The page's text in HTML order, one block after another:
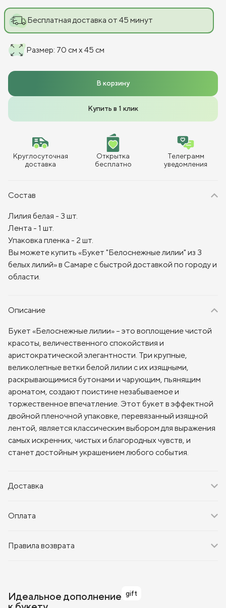
Бесплатная доставка от 45 минут
Размер: 70 см x 45 см
В корзину
Купить в 1 клик
Круглосуточная
доставка
Открытка
бесплатно
Телеграмм
уведомления
Состав
Лилия белая - 3 шт.
Лента - 1 шт.
Упаковка пленка - 2 шт.
Вы можете купить «Букет "Белоснежные лилии" из 3
белых лилий» в Самаре с быстрой доставкой по городу и
области.
Описание
Букет «Белоснежные лилии» – это воплощение чистой
красоты, величественного спокойствия и
аристократической элегантности. Три крупные,
великолепные ветки белой лилии с их изящными,
раскрывающимися бутонами и чарующим, пьянящим
ароматом, создают поистине незабываемое и
торжественное впечатление. Этот букет в эффектной
двойной пленочной упаковке, перевязанный изящной
лентой, является классическим выбором для выражения
самых искренних, чистых и благородных чувств, и
станет достойным украшением любого события.
Доставка
Оплата
Правила возврата
Идеальное дополнение gift